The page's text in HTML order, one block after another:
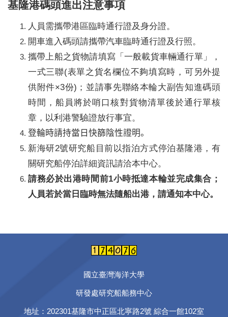
基隆港碼頭進出注意事項
人員需攜帶港區臨時通行證及身分證。
開車進入碼頭請攜帶汽車臨時通行證及行照。
攜帶上船之貨物請填寫「一般載貨車輛通行單」，
一式三聯(表單之貨名欄位不夠填寫時，可另外提
供附件×3份) ；並請事先聯絡本輪大副告知進碼頭
時間，船員將於哨口核對貨物清單後於通行單核
章，以利港警驗證放行事宜。
登輪時請持當日快篩陰性證明。
新海研2號研究船目前以指泊方式停泊基隆港，有
關研究船停泊詳細資訊請洽本中心。
請務必於出港時間前1小時抵達本輪並完成集合；
人員若於當日臨時無法隨船出港，請通知本中心。
國立臺灣海洋大學
研發處研究船船務中心
地址：202301基隆市中正區北寧路2號 綜合一館102室